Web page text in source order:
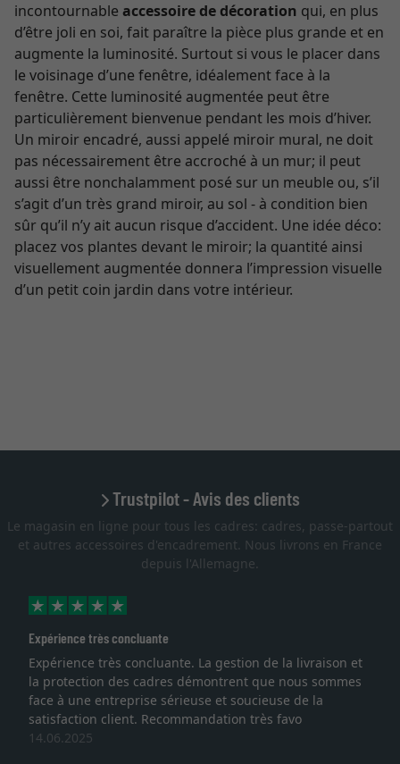
incontournable accessoire de décoration qui, en plus
d’être joli en soi, fait paraître la pièce plus grande et en
augmente la luminosité. Surtout si vous le placer dans
le voisinage d’une fenêtre, idéalement face à la
fenêtre. Cette luminosité augmentée peut être
particulièrement bienvenue pendant les mois d’hiver.
Un miroir encadré, aussi appelé miroir mural, ne doit
pas nécessairement être accroché à un mur; il peut
aussi être nonchalamment posé sur un meuble ou, s’il
s’agit d’un très grand miroir, au sol - à condition bien
sûr qu’il n’y ait aucun risque d’accident. Une idée déco:
placez vos plantes devant le miroir; la quantité ainsi
visuellement augmentée donnera l’impression visuelle
d’un petit coin jardin dans votre intérieur.
Trustpilot - Avis des clients
Le magasin en ligne pour tous les cadres: cadres, passe-partout
et autres accessoires d'encadrement. Nous livrons en France
depuis l'Allemagne.
très concluante
très concluante. La gestion de la livraison et
des cadres démontrent que nous sommes
entreprise sérieuse et soucieuse de la
client. Recommandation très favo
Je